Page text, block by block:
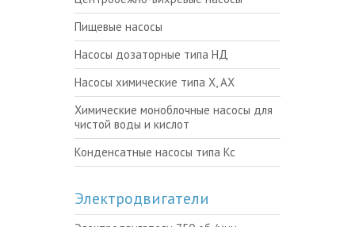
Пищевые насосы
Насосы дозаторные типа НД
Насосы химические типа Х, АХ
Химические моноблочные насосы для
чистой воды и кислот
Конденсатные насосы типа Кс
Электродвигатели